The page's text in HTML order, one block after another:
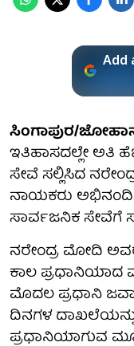
Add
ಸಿಂಗಾಪುರ/
ಇತಿಹಾಸದಲ್ಲೇ ಅತಿ
ಸೇವೆ ಸಲ್ಲಿಸಿದ
ನಾಯಕರು
ಸಾರ್ವಜನಿಕ ಸೇವೆಗೆ
ನರೇಂದ್ರ ಮೋದಿ
ಕಾಲ ಪ್ರಧಾನಿಯಾದ
ಮೊದಲ ಪ್ರಧಾನಿ
ದಿನಗಳ
ಪ್ರಧಾನಿಯಾಗುವ